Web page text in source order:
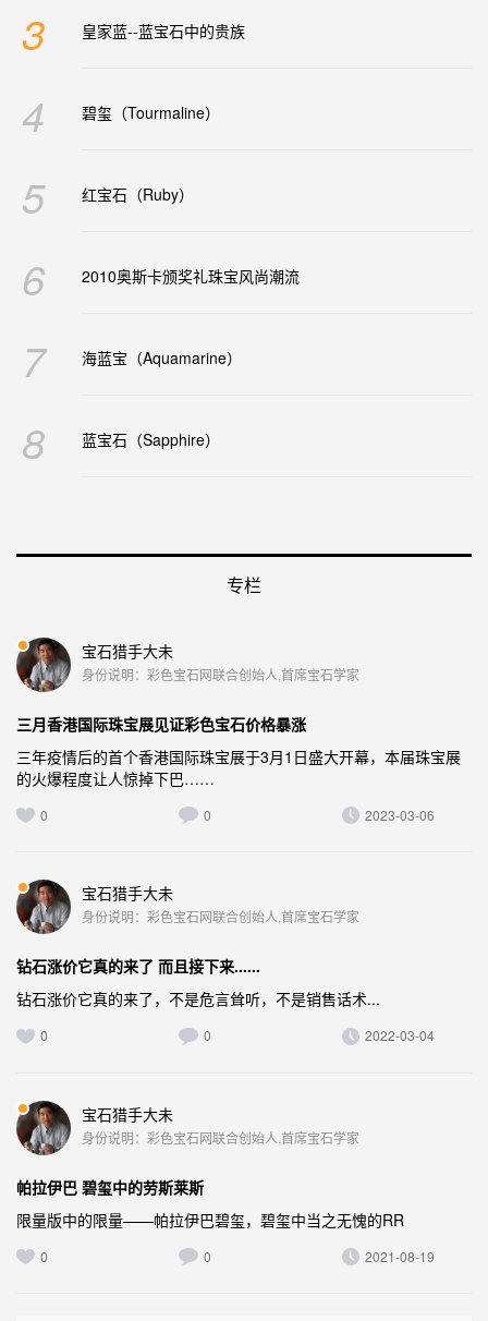
3 皇家蓝--蓝宝石中的贵族
4 碧玺（Tourmaline）
5 红宝石（Ruby）
6 2010奥斯卡颁奖礼珠宝风尚潮流
7 海蓝宝（Aquamarine）
8 蓝宝石（Sapphire）
专栏
宝石猎手大未
身份说明：彩色宝石网联合创始人,首席宝石学家
三月香港国际珠宝展见证彩色宝石价格暴涨
三年疫情后的首个香港国际珠宝展于3月1日盛大开幕，本届珠宝展
的火爆程度让人惊掉下巴……
0 0 2023-03-06
宝石猎手大未
身份说明：彩色宝石网联合创始人,首席宝石学家
钻石涨价它真的来了 而且接下来......
钻石涨价它真的来了，不是危言耸听，不是销售话术...
0 0 2022-03-04
宝石猎手大未
身份说明：彩色宝石网联合创始人,首席宝石学家
帕拉伊巴 碧玺中的劳斯莱斯
限量版中的限量——帕拉伊巴碧玺，碧玺中当之无愧的RR
0 0 2021-08-19